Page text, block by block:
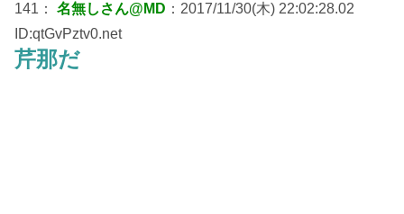
141： 名無しさん@MD ：2017/11/30(木) 22:02:28.02
ID:qtGvPztv0.net
芹那だ